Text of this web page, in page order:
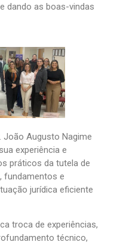
dando as boas-vindas
João Augusto Nagime
experiência e
práticos da tutela de
fundamentos e
jurídica eficiente
troca de experiências,
técnico,